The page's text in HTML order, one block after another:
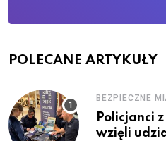
POLECANE ARTYKUŁY
BEZPIECZNE
Policjanci
wzięli